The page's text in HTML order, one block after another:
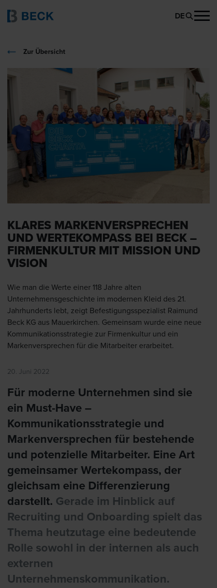
DE
Zur Übersicht
KLARES MARKENVERSPRECHEN
UND WERTEKOMPASS BEI BECK –
FIRMENKULTUR MIT MISSION UND
VISION
Wie man die Werte einer 118 Jahre alten
Unternehmensgeschichte im modernen Kleid des 21.
Jahrhunderts lebt, zeigt Befestigungsspezialist Raimund
Beck KG aus Mauerkirchen. Gemeinsam wurde eine neue
Kommunikationsstrategie zur Firmenkultur und ein
Markenversprechen für die Mitarbeiter erarbeitet.
20. Juni 2022
Für moderne Unternehmen sind sie
ein Must-Have –
Kommunikationsstrategie und
Markenversprechen für bestehende
und potenzielle Mitarbeiter. Eine Art
gemeinsamer Wertekompass, der
gleichsam eine Differenzierung
darstellt. Gerade im Hinblick auf
Recruiting und Onboarding spielt das
Thema heutzutage eine bedeutende
Rolle sowohl in der internen als auch
externen
Unternehmenskommunikation.